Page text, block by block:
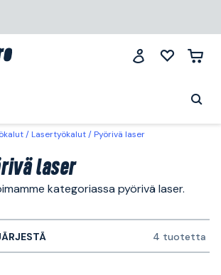
Lasertyökalut Pyörivä laser
laser
kategoriassa pyörivä laser.
4 tuotetta